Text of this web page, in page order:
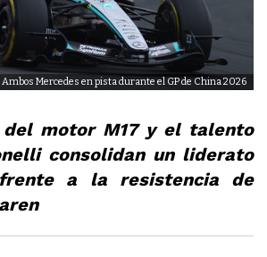
Ambos Mercedes en pista durante el GP de China 2026
del motor M17 y el talento
consolidan un liderato
a la resistencia de